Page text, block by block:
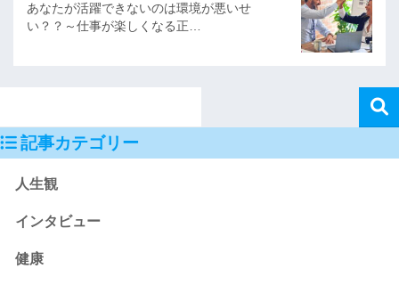
あなたが活躍できないのは環境が悪いせ
い？？～仕事が楽しくなる正…
記事カテゴリー
人生観
インタビュー
健康